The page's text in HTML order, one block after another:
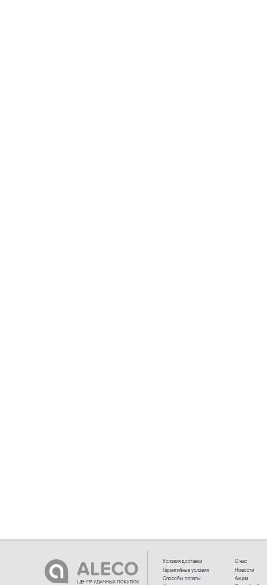
Условия доставки
Гарантийные условия
Способы оплаты
О нас
Новости
Акции